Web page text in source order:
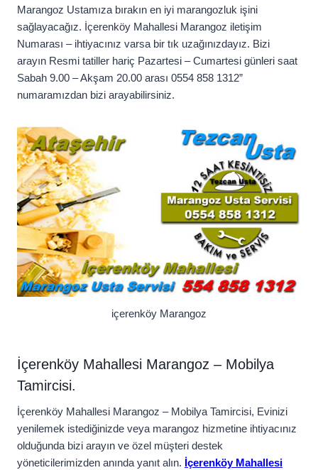
Marangoz Ustamıza bırakın en iyi marangozluk işini
sağlayacağız. İçerenköy Mahallesi Marangoz iletişim
Numarası – ihtiyacınız varsa bir tık uzağınızdayız. Bizi
arayın Resmi tatiller hariç Pazartesi – Cumartesi günleri saat
Sabah 9.00 – Akşam 20.00 arası 0554 858 1312”
numaramızdan bizi arayabilirsiniz.
içerenköy Marangoz
İçerenköy Mahallesi Marangoz – Mobilya
Tamircisi.
İçerenköy Mahallesi Marangoz – Mobilya Tamircisi, Evinizi
yenilemek istediğinizde veya marangoz hizmetine ihtiyacınız
olduğunda bizi arayın ve özel müşteri destek
yöneticilerimizden anında yanıt alın. İçerenköy Mahallesi